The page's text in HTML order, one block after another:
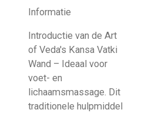
Informatie
Introductie van de Art
of Veda's Kansa Vatki
Wand – Ideaal voor
voet- en
lichaamsmassage. Dit
traditionele hulpmiddel